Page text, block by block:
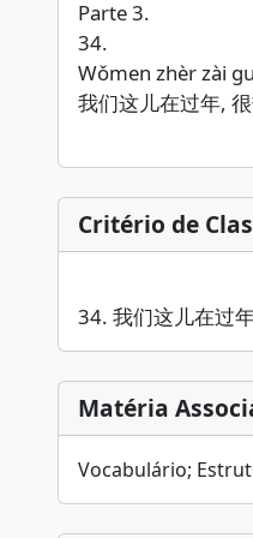
Parte 3.
34.
Wǒmen zhèr zài
我们这儿在过年, 很
Critério de
34. 我们这儿在过
Matéria
Vocabulário;